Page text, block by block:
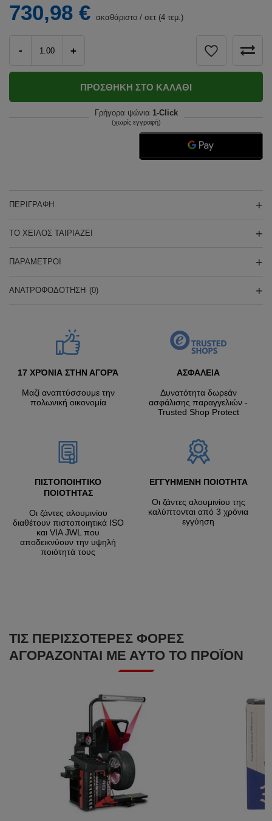
730,98 € ακαθάριστο / σετ (4 τεμ.)
- +
ΠΡΟΣΘΉΚΗ ΣΤΟ ΚΑΛΆΘΙ
Γρήγορα ψώνια 1-Click
(χωρίς εγγραφή)
ΠΕΡΙΓΡΑΦΉ
ΤΟ ΧΕΊΛΟΣ ΤΑΙΡΙΆΖΕΙ
ΠΑΡΆΜΕΤΡΟΙ
ΑΝΑΤΡΟΦΟΔΌΤΗΣΗ (0)
17 ΧΡΌΝΙΑ ΣΤΗΝ ΑΓΟΡΆ
Μαζί αναπτύσσουμε την
πολωνική οικονομία
ΑΣΦΑΛΕΙΑ
Δυνατότητα δωρεάν
ασφάλισης παραγγελιών -
Trusted Shop Protect
ΠΙΣΤΟΠΟΙΗΤΙΚΟ
ΠΟΙΟΤΗΤΑΣ
Οι ζάντες αλουμινίου
διαθέτουν πιστοποιητικά ISO
και VIA JWL που
αποδεικνύουν την υψηλή
ποιότητά τους
ΕΓΓΥΗΜΕΝΗ ΠΟΙΟΤΗΤΑ
Οι ζάντες αλουμινίου της
καλύπτονται από 3 χρόνια
εγγύηση
ΤΙΣ ΠΕΡΙΣΣΌΤΕΡΕΣ ΦΟΡΈΣ
ΑΓΟΡΆΖΟΝΤΑΙ ΜΕ ΑΥΤΌ ΤΟ ΠΡΟΪΌΝ